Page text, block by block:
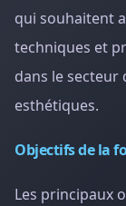
qui souhaitent
techniques et
dans le secteur
esthétiques.
Objectifs de la
Les principaux